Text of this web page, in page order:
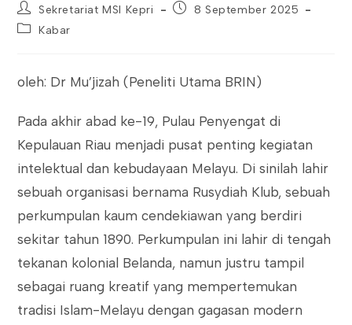
Post
author:
Sekretariat MSI Kepri
Post8 September 2025
PostKabar
oleh: Dr Mu’jizah (Peneliti Utama BRIN)
Pada akhir abad ke-19, Pulau Penyengat di
Kepulauan Riau menjadi pusat penting kegiatan
intelektual dan kebudayaan Melayu. Di sinilah lahir
sebuah organisasi bernama Rusydiah Klub, sebuah
perkumpulan kaum cendekiawan yang berdiri
sekitar tahun 1890. Perkumpulan ini lahir di tengah
tekanan kolonial Belanda, namun justru tampil
sebagai ruang kreatif yang mempertemukan
tradisi Islam-Melayu dengan gagasan modern